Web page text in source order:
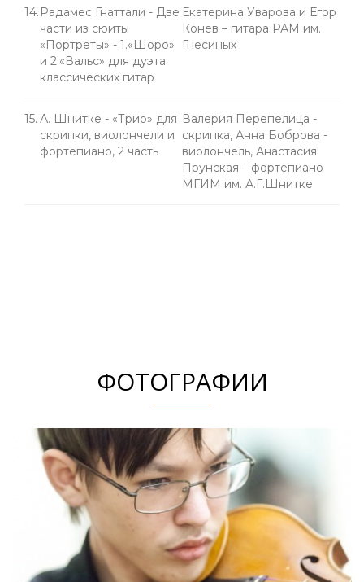
14. Радамес Гнаттали - Две
части из сюиты
«Портреты» - 1.«Шоро»
и 2.«Вальс» для дуэта
классических гитар
Екатерина Уварова и Егор
Конев – гитара РАМ им.
Гнесиных
15. А. Шнитке - «Трио» для
скрипки, виолончели и
фортепиано, 2 часть
Валерия Перепелица -
скрипка, Анна Боброва -
виолончель, Анастасия
Прунская – фортепиано
МГИМ им. А.Г.Шнитке
ФОТОГРАФИИ